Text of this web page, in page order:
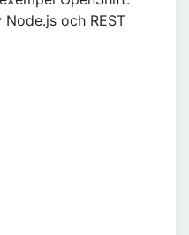
och REST